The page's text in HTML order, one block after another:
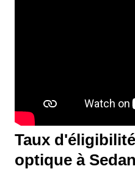
Taux
optique à Sedan